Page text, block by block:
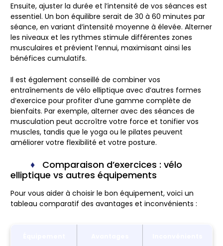
Ensuite, ajuster la durée et l’intensité de vos séances est
essentiel. Un bon équilibre serait de 30 à 60 minutes par
séance, en variant d’intensité moyenne à élevée. Alterner
les niveaux et les rythmes stimule différentes zones
musculaires et prévient l’ennui, maximisant ainsi les
bénéfices cumulatifs.
Il est également conseillé de combiner vos
entraînements de vélo elliptique avec d’autres formes
d’exercice pour profiter d’une gamme complète de
bienfaits. Par exemple, alterner avec des séances de
musculation peut accroître votre force et tonifier vos
muscles, tandis que le yoga ou le pilates peuvent
améliorer votre flexibilité et votre posture.
Comparaison d’exercices : vélo
elliptique vs autres équipements
Pour vous aider à choisir le bon équipement, voici un
tableau comparatif des avantages et inconvénients :